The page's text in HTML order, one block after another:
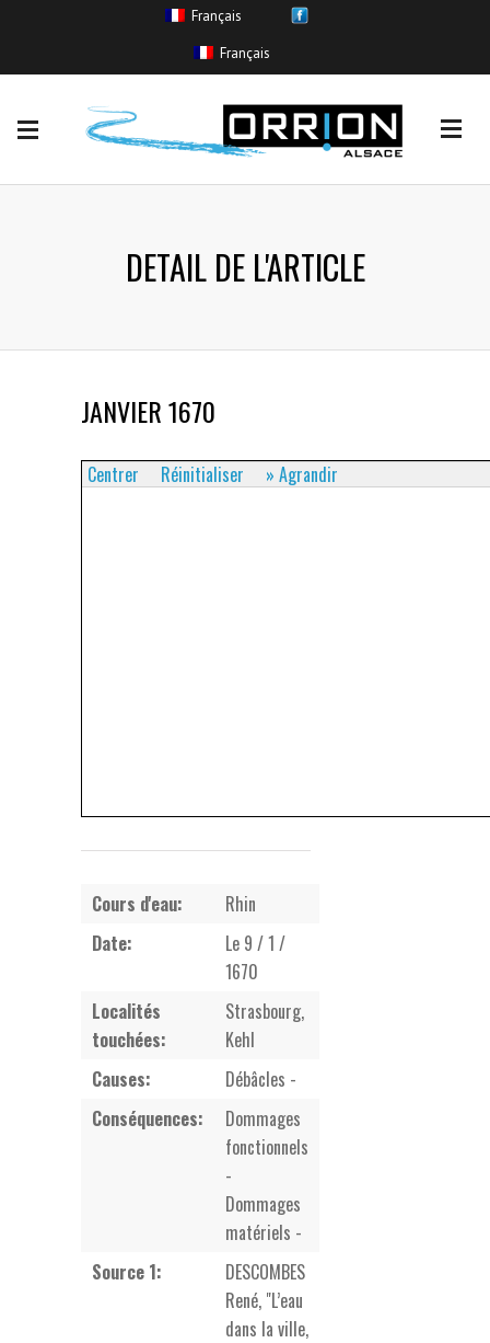
Coulée de boue(11)
Crue sans inondation(265)
Inondation(554)
Français
Français
DETAIL DE L'ARTICLE
JANVIER 1670
Centrer Réinitialiser » Agrandir
Cours d'eau:
Rhin
Date:
Le 9 / 1 /
1670
Localités
touchées:
Strasbourg,
Kehl
Causes:
Débâcles -
Conséquences:
Dommages
fonctionnels
-
Dommages
matériels -
Source 1:
DESCOMBES
René, "L’eau
dans la ville,